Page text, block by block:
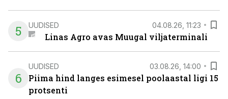
5 UUDISED 04.08.26, 11:23
Linas Agro avas Muugal viljaterminali
6
UUDISED 03.08.26, 14:00
Piima hind langes esimesel poolaastal ligi 15
protsenti